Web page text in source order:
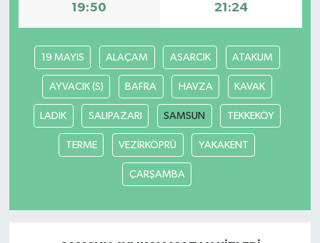
19:50 21:24
19 MAYIS ALAÇAM ASARCIK ATAKUM
AYVACIK (S) BAFRA HAVZA KAVAK
LADİK SALIPAZARI SAMSUN TEKKEKÖY
TERME VEZİRKÖPRÜ YAKAKENT
ÇARŞAMBA